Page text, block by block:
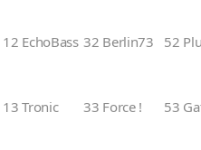
12 EchoBass 32 Berlin73 52
13 Tronic 33 Force ! 53